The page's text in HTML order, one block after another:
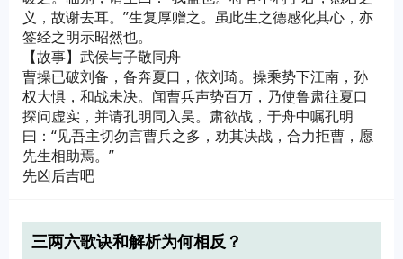
义，故谢去耳。”生复厚赠之。虽此生之德感化其心，亦
签经之明示昭然也。
【故事】武侯与子敬同舟
曹操已破刘备，备奔夏口，依刘琦。操乘势下江南，孙
权大惧，和战未决。闻曹兵声势百万，乃使鲁肃往夏口
探问虚实，并请孔明同入吴。肃欲战，于舟中嘱孔明
曰：“见吾主切勿言曹兵之多，劝其决战，合力拒曹，愿
先生相助焉。”
先凶后吉吧
三两六歌诀和解析为何相反？